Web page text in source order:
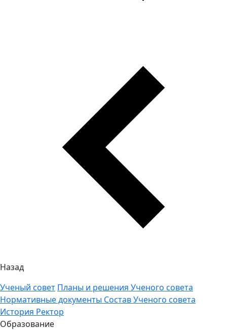
Назад
Ученый совет Планы и решения Ученого совета
Нормативные документы Состав Ученого совета
История Ректор
Образование